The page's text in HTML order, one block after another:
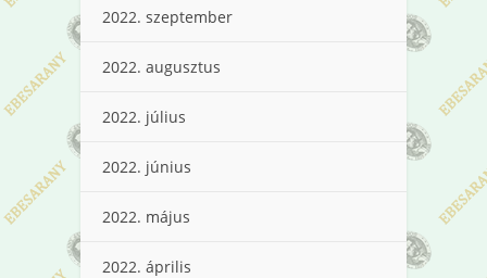
2022. szeptember
2022. augusztus
2022. július
2022. június
2022. május
2022. április